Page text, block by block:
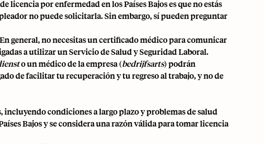
licencia por enfermedad en los Países Bajos es que no estás
no puede solicitarla. Sin embargo, sí pueden preguntar
general, no necesitas un certificado médico para comunicar
a utilizar unServicio de Salud y Seguridad Laboral.
o un médico de la empresa (bedrijfsarts) podrán
de facilitar tu recuperación y tu regreso al trabajo, y no de
incluyendo condiciones a largo plazo y problemas de salud
Bajos y se considera una razón válida para tomar licencia